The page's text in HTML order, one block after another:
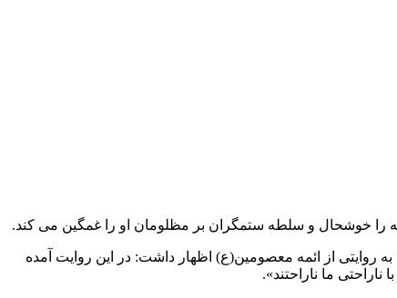
را خوشحال و سلطه ستمگران بر مظلومان او را غمگین می کند.
روایتی از ائمه معصومین(ع) اظهار داشت: در این روایت آمده
ما ناراحتند».